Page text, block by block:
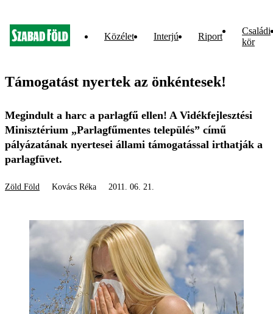
Közélet Interjú Riport
Családi
kör
Támogatást nyertek az önkéntesek!
Megindult a harc a parlagfű ellen! A Vidékfejlesztési
Minisztérium „Parlagfűmentes település” című
pályázatának nyertesei állami támogatással irthatják a
parlagfüvet.
Zöld Föld Kovács Réka 2011. 06. 21.